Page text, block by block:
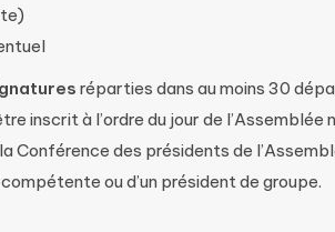
réparties dans au moins 30
inscrit à l’ordre du jour de l’Assemblée
Conférence des présidents de
ou d’un président de groupe.